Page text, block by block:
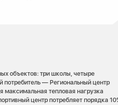
объектов: три школы, четыре
— Региональный центр
тепловая нагрузка
центр потребляет порядка